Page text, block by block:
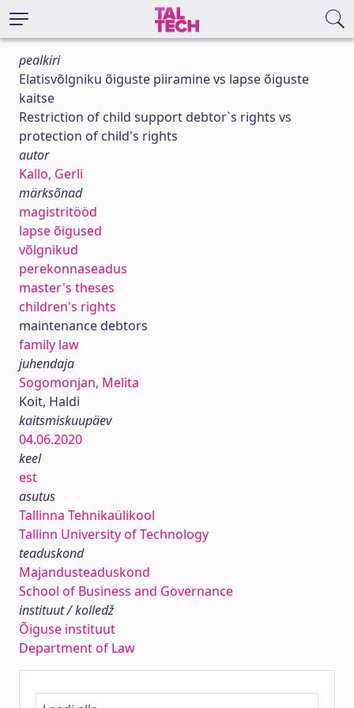
pealkiri
Elatisvõlgniku õiguste piiramine vs lapse õiguste
kaitse
Restriction of child support debtor`s rights vs
protection of child's rights
autor
Kallo, Gerli
märksõnad
magistritööd
lapse õigused
võlgnikud
perekonnaseadus
master's theses
children's rights
maintenance debtors
family law
juhendaja
Sogomonjan, Melita
Koit, Haldi
kaitsmiskuupäev
04.06.2020
keel
est
asutus
Tallinna Tehnikaülikool
Tallinn University of Technology
teaduskond
Majandusteaduskond
School of Business and Governance
instituut / kolledž
Õiguse instituut
Department of Law